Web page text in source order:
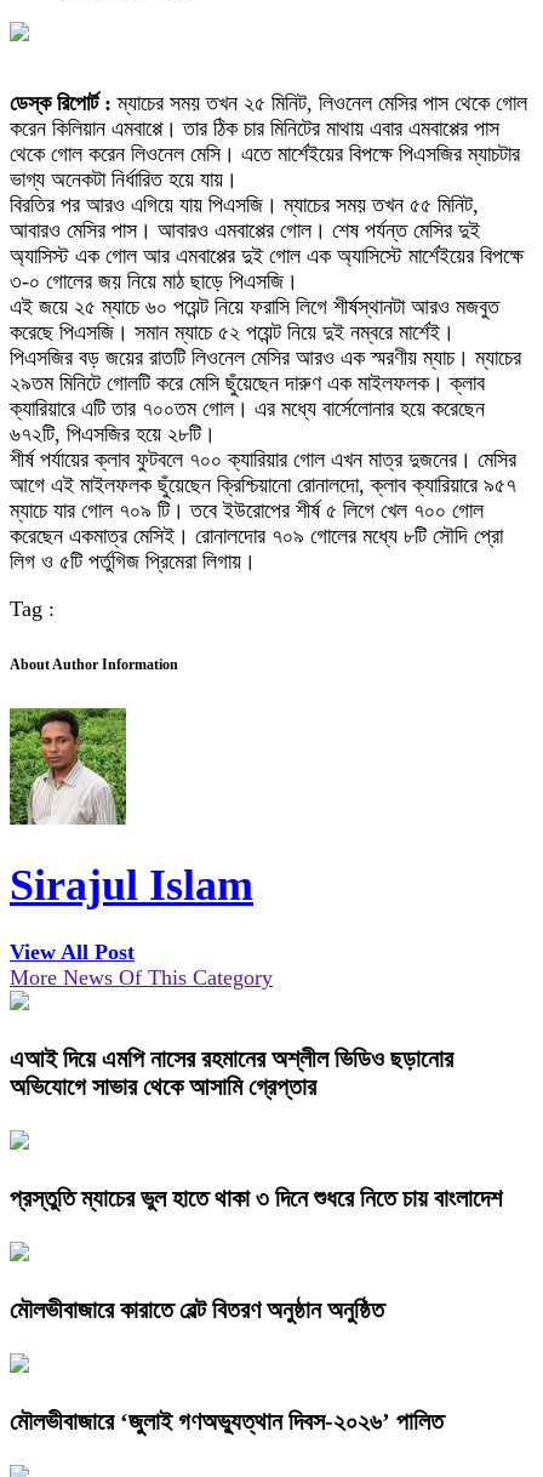
ডেস্ক রিপোর্ট : ম্যাচের সময় তখন ২৫ মিনিট, লিওনেল মেসির পাস থেকে গোল
করেন কিলিয়ান এমবাপ্পে। তার ঠিক চার মিনিটের মাথায় এবার এমবাপ্পের পাস
থেকে গোল করেন লিওনেল মেসি। এতে মার্শেইয়ের বিপক্ষে পিএসজির ম্যাচটার
ভাগ্য অনেকটা নির্ধারিত হয়ে যায়।
বিরতির পর আরও এগিয়ে যায় পিএসজি। ম্যাচের সময় তখন ৫৫ মিনিট,
আবারও মেসির পাস। আবারও এমবাপ্পের গোল। শেষ পর্যন্ত মেসির দুই
অ্যাসিস্ট এক গোল আর এমবাপ্পের দুই গোল এক অ্যাসিস্টে মার্শেইয়ের বিপক্ষে
৩-০ গোলের জয় নিয়ে মাঠ ছাড়ে পিএসজি।
এই জয়ে ২৫ ম্যাচে ৬০ পয়েন্ট নিয়ে ফরাসি লিগে শীর্ষস্থানটা আরও মজবুত
করেছে পিএসজি। সমান ম্যাচে ৫২ পয়েন্ট নিয়ে দুই নম্বরে মার্শেই।
পিএসজির বড় জয়ের রাতটি লিওনেল মেসির আরও এক স্মরণীয় ম্যাচ। ম্যাচের
২৯তম মিনিটে গোলটি করে মেসি ছুঁয়েছেন দারুণ এক মাইলফলক। ক্লাব
ক্যারিয়ারে এটি তার ৭০০তম গোল। এর মধ্যে বার্সেলোনার হয়ে করেছেন
৬৭২টি, পিএসজির হয়ে ২৮টি।
শীর্ষ পর্যায়ের ক্লাব ফুটবলে ৭০০ ক্যারিয়ার গোল এখন মাত্র দুজনের। মেসির
আগে এই মাইলফলক ছুঁয়েছেন ক্রিশ্চিয়ানো রোনালদো, ক্লাব ক্যারিয়ারে ৯৫৭
ম্যাচে যার গোল ৭০৯ টি। তবে ইউরোপের শীর্ষ ৫ লিগে খেল ৭০০ গোল
করেছেন একমাত্র মেসিই। রোনালদোর ৭০৯ গোলের মধ্যে ৮টি সৌদি প্রো
লিগ ও ৫টি পর্তুগিজ প্রিমেরা লিগায়।
Tag :
About Author Information
Sirajul Islam
View All Post
More News Of This Category
এআই দিয়ে এমপি নাসের রহমানের অশ্লীল ভিডিও ছড়ানোর
অভিযোগে সাভার থেকে আসামি গ্রেপ্তার
প্রস্তুতি ম্যাচের ভুল হাতে থাকা ৩ দিনে শুধরে নিতে চায় বাংলাদেশ
মৌলভীবাজারে কারাতে বেল্ট বিতরণ অনুষ্ঠান অনুষ্ঠিত
মৌলভীবাজারে ‘জুলাই গণঅভ্যুত্থান দিবস-২০২৬’ পালিত